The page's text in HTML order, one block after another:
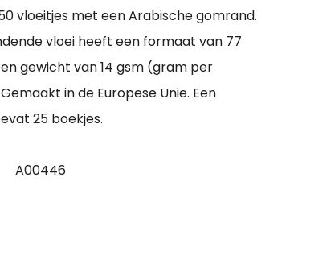
vloeitjes met een Arabische gomrand.
vloei heeft een formaat van 77
gewicht van 14 gsm (gram per
in de Europese Unie. Een
25 boekjes.
A00446